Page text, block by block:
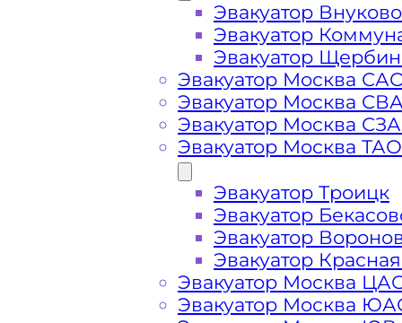
Эвакуатор
Вызвать
Эвакуатор Орехово-Борисово
вызове, подача ближайшего
Москва производитсяза 15 минут
Эвакуатор Внуково
Эвакуатор
Эвакуатор
Эвакуатор Москва
Эвакуатор Москва
Эвакуатор Москва
Эвакуатор Москва ТАО
Эвакуатор Троицк
Эвакуатор
Эвакуатор
Эвакуатор
Эвакуатор Москва
Эвакуатор Москва